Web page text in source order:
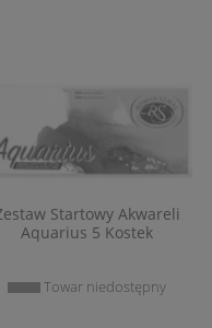
Startowy Akwareli
Aquarius 5 Kostek
Towar niedostępny